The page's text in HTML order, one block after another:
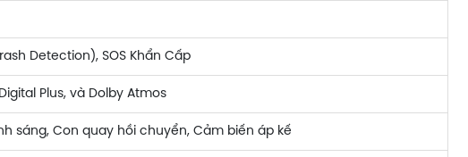
Detection), SOS Khẩn Cấp
Plus, và Dolby Atmos
sáng, Con quay hồi chuyển, Cảm biến áp kế